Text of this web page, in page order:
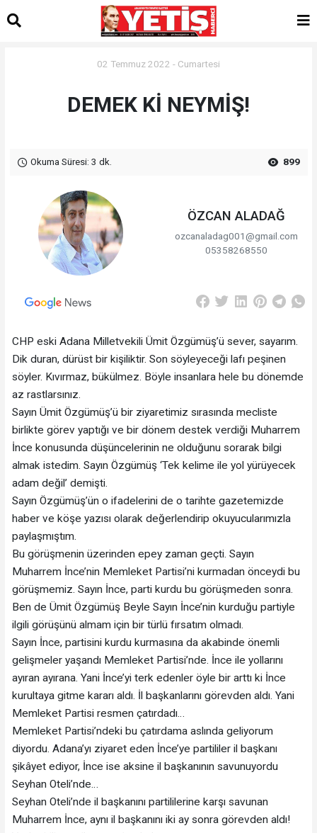
02 Temmuz 2022 - Cumartesi
DEMEK Kİ NEYMİŞ!
Okuma Süresi: 3 dk. 899
ÖZCAN ALADAĞ
ozcanaladag001@gmail.com
05358268550
CHP eski Adana Milletvekili Ümit Özgümüş’ü sever, sayarım.
Dik duran, dürüst bir kişiliktir. Son söyleyeceği lafı peşinen
söyler. Kıvırmaz, bükülmez. Böyle insanlara hele bu dönemde
az rastlarsınız.
Sayın Ümit Özgümüş’ü bir ziyaretimiz sırasında mecliste
birlikte görev yaptığı ve bir dönem destek verdiği Muharrem
İnce konusunda düşüncelerinin ne olduğunu sorarak bilgi
almak istedim. Sayın Özgümüş ‘Tek kelime ile yol yürüyecek
adam değil’ demişti.
Sayın Özgümüş’ün o ifadelerini de o tarihte gazetemizde
haber ve köşe yazısı olarak değerlendirip okuyucularımızla
paylaşmıştım.
Bu görüşmenin üzerinden epey zaman geçti. Sayın
Muharrem İnce’nin Memleket Partisi’ni kurmadan önceydi bu
görüşmemiz. Sayın İnce, parti kurdu bu görüşmeden sonra.
Ben de Ümit Özgümüş Beyle Sayın İnce’nin kurduğu partiyle
ilgili görüşünü almam için bir türlü fırsatım olmadı.
Sayın İnce, partisini kurdu kurmasına da akabinde önemli
gelişmeler yaşandı Memleket Partisi’nde. İnce ile yollarını
ayıran ayırana. Yani İnce’yi terk edenler öyle bir arttı ki İnce
kurultaya gitme kararı aldı. İl başkanlarını görevden aldı. Yani
Memleket Partisi resmen çatırdadı…
Memleket Partisi’ndeki bu çatırdama aslında geliyorum
diyordu. Adana’yı ziyaret eden İnce’ye partililer il başkanı
şikâyet ediyor, İnce ise aksine il başkanının savunuyordu
Seyhan Oteli’nde…
Seyhan Oteli’nde il başkanını partililerine karşı savunan
Muharrem İnce, aynı il başkanını iki ay sonra görevden aldı!